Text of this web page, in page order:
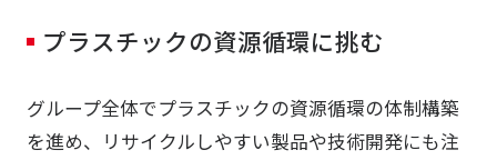
プラスチックの資源循環に挑む
グループ全体でプラスチックの資源循環の体制構築
を進め、リサイクルしやすい製品や技術開発にも注